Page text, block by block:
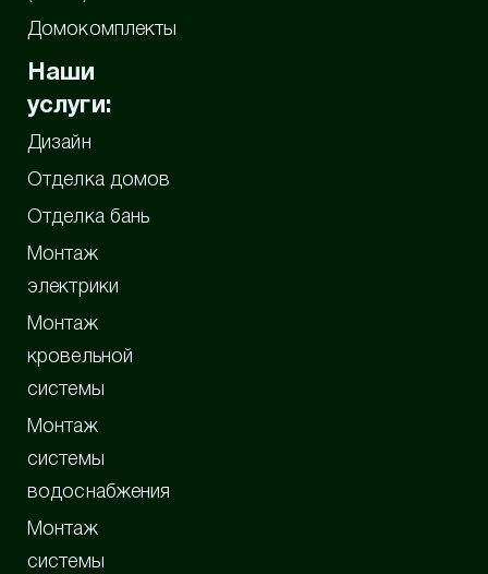
Домокомплекты
Наши
услуги:
Дизайн
Отделка домов
Отделка бань
Монтаж
электрики
Монтаж
кровельной
системы
Монтаж
системы
водоснабжения
Монтаж
системы